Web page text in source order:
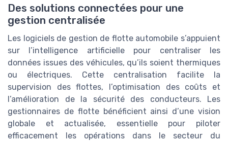
Des solutions connectées pour une
gestion centralisée
Les logiciels de gestion de flotte automobile s’appuient
sur l’intelligence artificielle pour centraliser les
données issues des véhicules, qu’ils soient thermiques
ou électriques. Cette centralisation facilite la
supervision des flottes, l’optimisation des coûts et
l’amélioration de la sécurité des conducteurs. Les
gestionnaires de flotte bénéficient ainsi d’une vision
globale et actualisée, essentielle pour piloter
efficacement les opérations dans le secteur du